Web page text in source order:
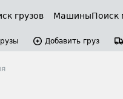
грузов МашиныПоиск
Добавить груз